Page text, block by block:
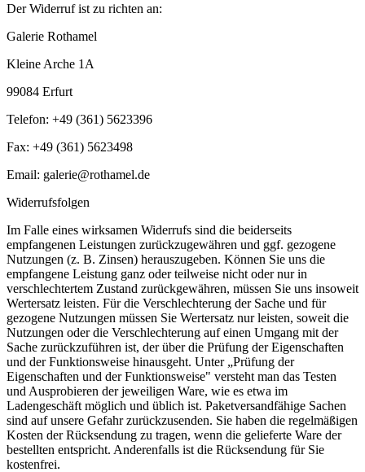
Der Widerruf ist zu richten an:
Galerie Rothamel
Kleine Arche 1A
99084 Erfurt
Telefon: +49 (361) 5623396
Fax: +49 (361) 5623498
Email: galerie@rothamel.de
Widerrufsfolgen
Im Falle eines wirksamen Widerrufs sind die beiderseits
empfangenen Leistungen zurückzugewähren und ggf. gezogene
Nutzungen (z. B. Zinsen) herauszugeben. Können Sie uns die
empfangene Leistung ganz oder teilweise nicht oder nur in
verschlechtertem Zustand zurückgewähren, müssen Sie uns insoweit
Wertersatz leisten. Für die Verschlechterung der Sache und für
gezogene Nutzungen müssen Sie Wertersatz nur leisten, soweit die
Nutzungen oder die Verschlechterung auf einen Umgang mit der
Sache zurückzuführen ist, der über die Prüfung der Eigenschaften
und der Funktionsweise hinausgeht. Unter „Prüfung der
Eigenschaften und der Funktionsweise" versteht man das Testen
und Ausprobieren der jeweiligen Ware, wie es etwa im
Ladengeschäft möglich und üblich ist. Paketversandfähige Sachen
sind auf unsere Gefahr zurückzusenden. Sie haben die regelmäßigen
Kosten der Rücksendung zu tragen, wenn die gelieferte Ware der
bestellten entspricht. Anderenfalls ist die Rücksendung für Sie
kostenfrei.